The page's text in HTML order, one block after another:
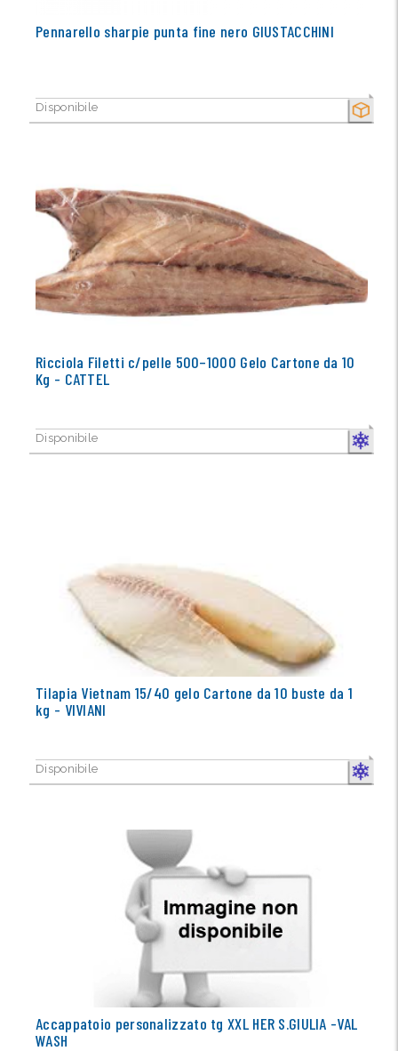
SECCO
Pennarello sharpie punta fine nero GIUSTACCHINI
Disponibile
Ricciola Filetti c/pelle 500–1000 Gelo Cartone da 10
Kg - CATTEL
Disponibile
Tilapia Vietnam 15/40 gelo Cartone da 10 buste da 1
kg - VIVIANI
Disponibile
Accappatoio personalizzato tg XXL HER S.GIULIA -VAL
WASH